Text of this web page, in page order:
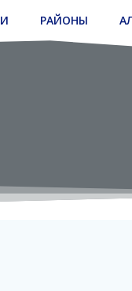
РАЙОНЫ